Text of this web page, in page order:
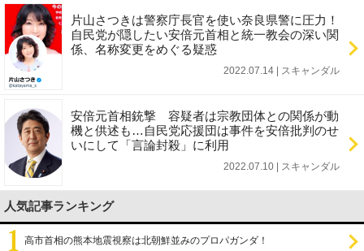
片山さつきは警察庁長官を使い奈良県警に圧力！
自民党が隠したい安倍元首相と統一教会の深い関
係、名称変更をめぐる疑惑
2022.07.14 | スキャンダル
安倍元首相銃撃 容疑者は宗教団体との関係が動
機と供述も…自民党応援団は事件を安倍批判のせ
いにして「言論封殺」に利用
2022.07.10 | スキャンダル
人気記事ランキング
高市首相の熊本地震視察は北朝鮮並みのプロパガンダ！